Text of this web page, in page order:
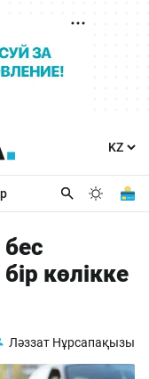
көлікке
Ләззат Нұрсапақызы